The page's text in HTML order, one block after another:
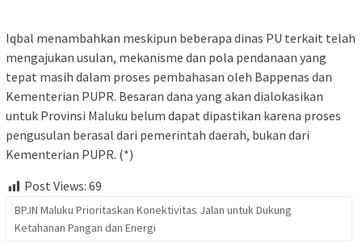
Iqbal menambahkan meskipun beberapa dinas PU terkait telah
mengajukan usulan, mekanisme dan pola pendanaan yang
tepat masih dalam proses pembahasan oleh Bappenas dan
Kementerian PUPR. Besaran dana yang akan dialokasikan
untuk Provinsi Maluku belum dapat dipastikan karena proses
pengusulan berasal dari pemerintah daerah, bukan dari
Kementerian PUPR. (*)
Post Views: 69
BPJN Maluku Prioritaskan Konektivitas Jalan untuk Dukung
Ketahanan Pangan dan Energi